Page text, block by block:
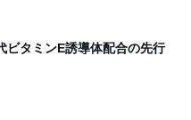
ビタミンE誘導体配合の先行